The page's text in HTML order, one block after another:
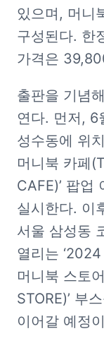
있으며, 머니
구성된다. 한
가격은
출판을 기념
연다. 먼저, 6
성수동에 위
머니북 카페
CAFE)’ 팝업
실시한다. 이
서울 삼성동
열리는 ‘2024
머니북 스토
STORE)’ 부
이어갈 예정